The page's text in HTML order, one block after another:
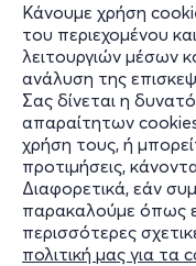
Κάνουμε χρήση
του περιεχομένου
λειτουργιών μέσων
ανάλυση της
Σας δίνεται η
απαραίτητων
χρήση τους, ή
προτιμήσεις,
Διαφορετικά, εάν
παρακαλούμε όπως
περισσότερες
πολιτική μας για τα
Πληροφορίες
Υποστήριξη
Stay Connected
Mobile app